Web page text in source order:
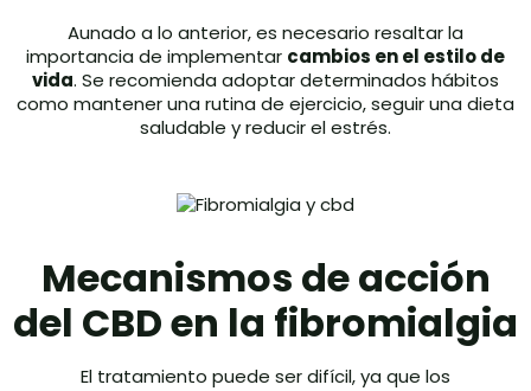
Aunado a lo anterior, es necesario resaltar la
importancia de implementar cambios en el estilo de
vida. Se recomienda adoptar determinados hábitos
como mantener una rutina de ejercicio, seguir una dieta
saludable y reducir el estrés.
Mecanismos de acción
del CBD en la fibromialgia
El tratamiento puede ser difícil, ya que los